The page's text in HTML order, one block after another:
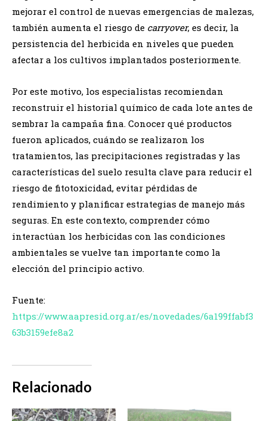
mejorar el control de nuevas emergencias de malezas,
también aumenta el riesgo de carryover, es decir, la
persistencia del herbicida en niveles que pueden
afectar a los cultivos implantados posteriormente.
Por este motivo, los especialistas recomiendan
reconstruir el historial químico de cada lote antes de
sembrar la campaña fina. Conocer qué productos
fueron aplicados, cuándo se realizaron los
tratamientos, las precipitaciones registradas y las
características del suelo resulta clave para reducir el
riesgo de fitotoxicidad, evitar pérdidas de
rendimiento y planificar estrategias de manejo más
seguras. En este contexto, comprender cómo
interactúan los herbicidas con las condiciones
ambientales se vuelve tan importante como la
elección del principio activo.
Fuente:
https://www.aapresid.org.ar/es/novedades/6a199ffabf3
63b3159efe8a2
Relacionado